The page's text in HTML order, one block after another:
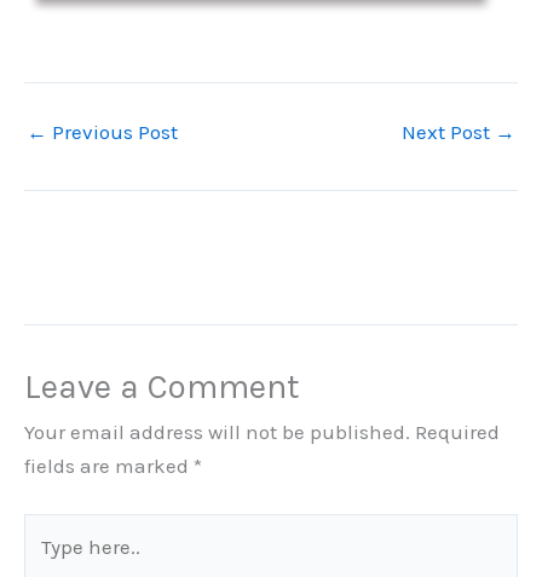
← Previous Post Next Post →
Leave a Comment
Your email address will not be published. Required
fields are marked *
here..